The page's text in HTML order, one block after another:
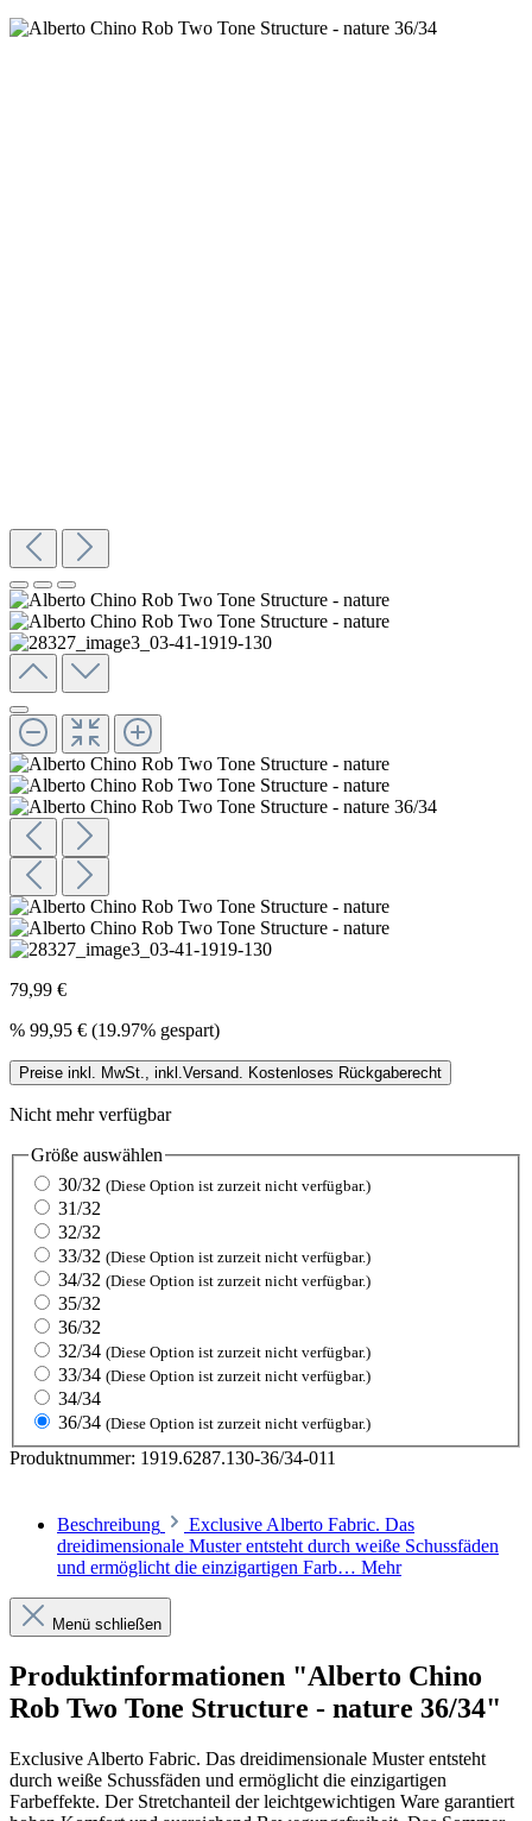
79,99 €
% 99,95 € (19.97% gespart)
Preise inkl. MwSt., inkl.Versand. Kostenloses Rückgaberecht
Nicht mehr verfügbar
Größe auswählen
30/32 (Diese Option ist zurzeit nicht verfügbar.)
31/32
32/32
33/32 (Diese Option ist zurzeit nicht verfügbar.)
34/32 (Diese Option ist zurzeit nicht verfügbar.)
35/32
36/32
32/34 (Diese Option ist zurzeit nicht verfügbar.)
33/34 (Diese Option ist zurzeit nicht verfügbar.)
34/34
36/34 (Diese Option ist zurzeit nicht verfügbar.)
Produktnummer: 1919.6287.130-36/34-011
Beschreibung
Exclusive Alberto Fabric. Das
dreidimensionale Muster entsteht durch weiße Schussfäden
und ermöglicht die einzigartigen Farb… Mehr
Menü schließen
Produktinformationen "Alberto Chino
Rob Two Tone Structure - nature 36/34"
Exclusive Alberto Fabric. Das dreidimensionale Muster entsteht
durch weiße Schussfäden und ermöglicht die einzigartigen
Farbeffekte. Der Stretchanteil der leichtgewichtigen Ware garantiert